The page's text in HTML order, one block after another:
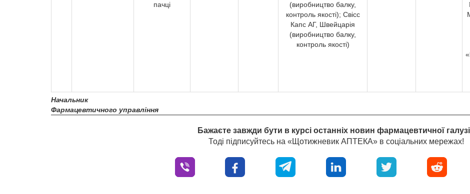
пачці
(виробництво балку,
контроль якості); Свісс
Капс АГ, Швейцарія
(виробництво балку,
контроль якості)
Начальник
Фармацевтичного управління
Бажаєте завжди бути в курсі останніх новин фармацевтичної
Тоді підписуйтесь на «Щотижневик АПТЕКА» в соціальних мережах!